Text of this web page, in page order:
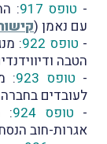
- טופס 917
:
עם נאמן (
- טופס 922
:
הטבה
- טופס 923
לעובדים
- טופס 924
:
אגרות-חוב